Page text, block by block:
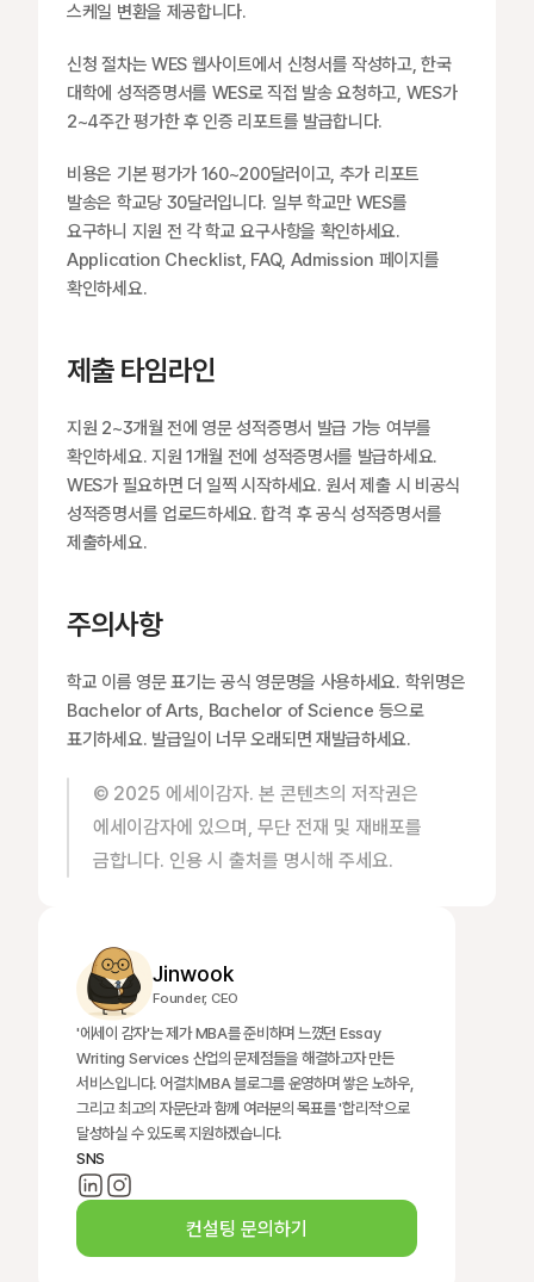
스케일 변환을 제공합니다.
신청 절차는 WES 웹사이트에서 신청서를 작성하고, 한국
대학에 성적증명서를 WES로 직접 발송 요청하고, WES가
2~4주간 평가한 후 인증 리포트를 발급합니다.
비용은 기본 평가가 160~200달러이고, 추가 리포트
발송은 학교당 30달러입니다. 일부 학교만 WES를
요구하니 지원 전 각 학교 요구사항을 확인하세요.
Application Checklist, FAQ, Admission 페이지를
확인하세요.
제출 타임라인
지원 2~3개월 전에 영문 성적증명서 발급 가능 여부를
확인하세요. 지원 1개월 전에 성적증명서를 발급하세요.
WES가 필요하면 더 일찍 시작하세요. 원서 제출 시 비공식
성적증명서를 업로드하세요. 합격 후 공식 성적증명서를
제출하세요.
주의사항
학교 이름 영문 표기는 공식 영문명을 사용하세요. 학위명은
Bachelor of Arts, Bachelor of Science 등으로
표기하세요. 발급일이 너무 오래되면 재발급하세요.
© 2025 에세이감자. 본 콘텐츠의 저작권은
에세이감자에 있으며, 무단 전재 및 재배포를
금합니다. 인용 시 출처를 명시해 주세요.
Jinwook
Founder, CEO
'에세이 감자'는 제가 MBA를 준비하며 느꼈던 Essay
Writing Services 산업의 문제점들을 해결하고자 만든
서비스입니다. 어결치MBA 블로그를 운영하며 쌓은 노하우,
그리고 최고의 자문단과 함께 여러분의 목표를 '합리적'으로
달성하실 수 있도록 지원하겠습니다.
SNS
컨설팅 문의하기